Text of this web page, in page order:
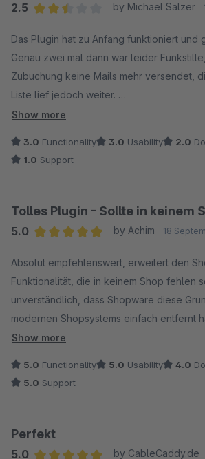
2.5
by Michael Salzer
Das Plugin hat zu Anfang funktioniert und
Genau zwei mal dann war leider
Zubuchung keine Mails mehr versendet,
Liste lief jedoch weiter.
Leider hat ich der Support mit jeder
Supportzeit mindestens 100 Mails per
geschickt haben) und sich die Störung
Show more
3.0 Functionality 3.0 Usability 2.0
1.0 Support
Tolles Plugin - Sollte in keinem
5.0
by Achim 18
Absolut empfehlenswert, erweitert den
Funktionalität, die in keinem Shop fehlen
unverständlich, dass Shopware diese
modernen Shopsystems einfach entfernt
Zum Glück "erbarmen" sich einige fleißige
nachzurüsten. Vielen Dank an den
nett und hilfsbereit. Eine ausführliche
man nicht, ist eigentlich alles
Show more
5.0 Functionality 5.0 Usability 4.0
5.0 Support
Perfekt
5.0
by CableCaddy.de